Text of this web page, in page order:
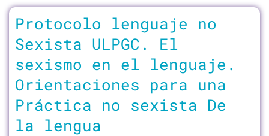
Protocolo lenguaje no
Sexista ULPGC. El
sexismo en el lenguaje.
Orientaciones para una
Práctica no sexista De
la lengua